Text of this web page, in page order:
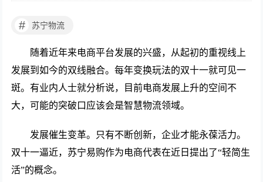
# 苏宁物流
随着近年来电商平台发展的兴盛，从起初的重视线上
发展到如今的双线融合。每年变换玩法的双十一就可见一
斑。有业内人士就分析说，目前电商发展上升的空间不
大，可能的突破口应该会是智慧物流领域。
发展催生变革。只有不断创新，企业才能永葆活力。
双十一逼近，苏宁易购作为电商代表在近日提出了“轻简生
活”的概念。